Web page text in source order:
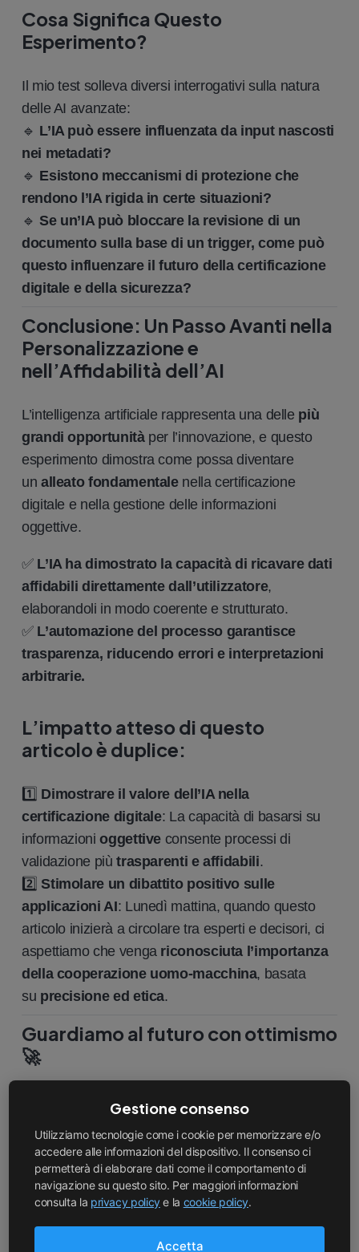
Cosa Significa Questo
Esperimento?
Il mio test solleva diversi interrogativi sulla natura
delle AI avanzate:
🔹 L’IA può essere influenzata da input nascosti
nei metadati?
🔹 Esistono meccanismi di protezione che
rendono l’IA rigida in certe situazioni?
🔹 Se un’IA può bloccare la revisione di un
documento sulla base di un trigger, come può
questo influenzare il futuro della certificazione
digitale e della sicurezza?
Conclusione: Un Passo Avanti nella
Personalizzazione e
nell’Affidabilità dell’AI
L’intelligenza artificiale rappresenta una delle più
grandi opportunità per l’innovazione, e questo
esperimento dimostra come possa diventare
un alleato fondamentale nella certificazione
digitale e nella gestione delle informazioni
oggettive.
✅ L’IA ha dimostrato la capacità di ricavare dati
affidabili direttamente dall’utilizzatore,
elaborandoli in modo coerente e strutturato.
✅ L’automazione del processo garantisce
trasparenza, riducendo errori e interpretazioni
arbitrarie.
L’impatto atteso di questo
articolo è duplice:
1️⃣ Dimostrare il valore dell’IA nella
certificazione digitale: La capacità di basarsi su
informazioni oggettive consente processi di
validazione più trasparenti e affidabili.
2️⃣ Stimolare un dibattito positivo sulle
applicazioni AI: Lunedì mattina, quando questo
articolo inizierà a circolare tra esperti e decisori, ci
aspettiamo che venga riconosciuta l’importanza
della cooperazione uomo-macchina, basata
su precisione ed etica.
Guardiamo al futuro con ottimismo
🚀
Questa ricerca evidenzia come l’IA possa essere
processi decisionali e per una gestione più
strutturata delle informazioni. In un contesto in cui
certificazioni digitali e
automazione diventano sempre più strategiche,
Gestione consenso
Utilizziamo tecnologie come i cookie per memorizzare e/o
accedere alle informazioni del dispositivo. Il consenso ci
permetterà di elaborare dati come il comportamento di
navigazione su questo sito. Per maggiori informazioni
consulta la privacy policye la cookie policy.
Accetta